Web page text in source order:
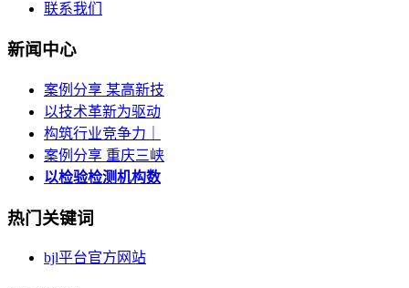
联系我们
新闻中心
案例分享 某高新技
以技术革新为驱动
构筑行业竞争力｜
案例分享 重庆三峡
以检验检测机构数
热门关键词
bjl平台官方网站